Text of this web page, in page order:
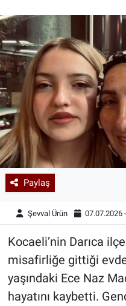
Paylaş
Şevval Ürün 07.07.2026
Kocaeli’nin Darıca
misafirliğe gittiği
yaşındaki Ece Naz
hayatını kaybetti.
Kültür & Sanat
Sağlık
Siyaset
Teknoloji
Yazarlar
Astroloji-Rüya